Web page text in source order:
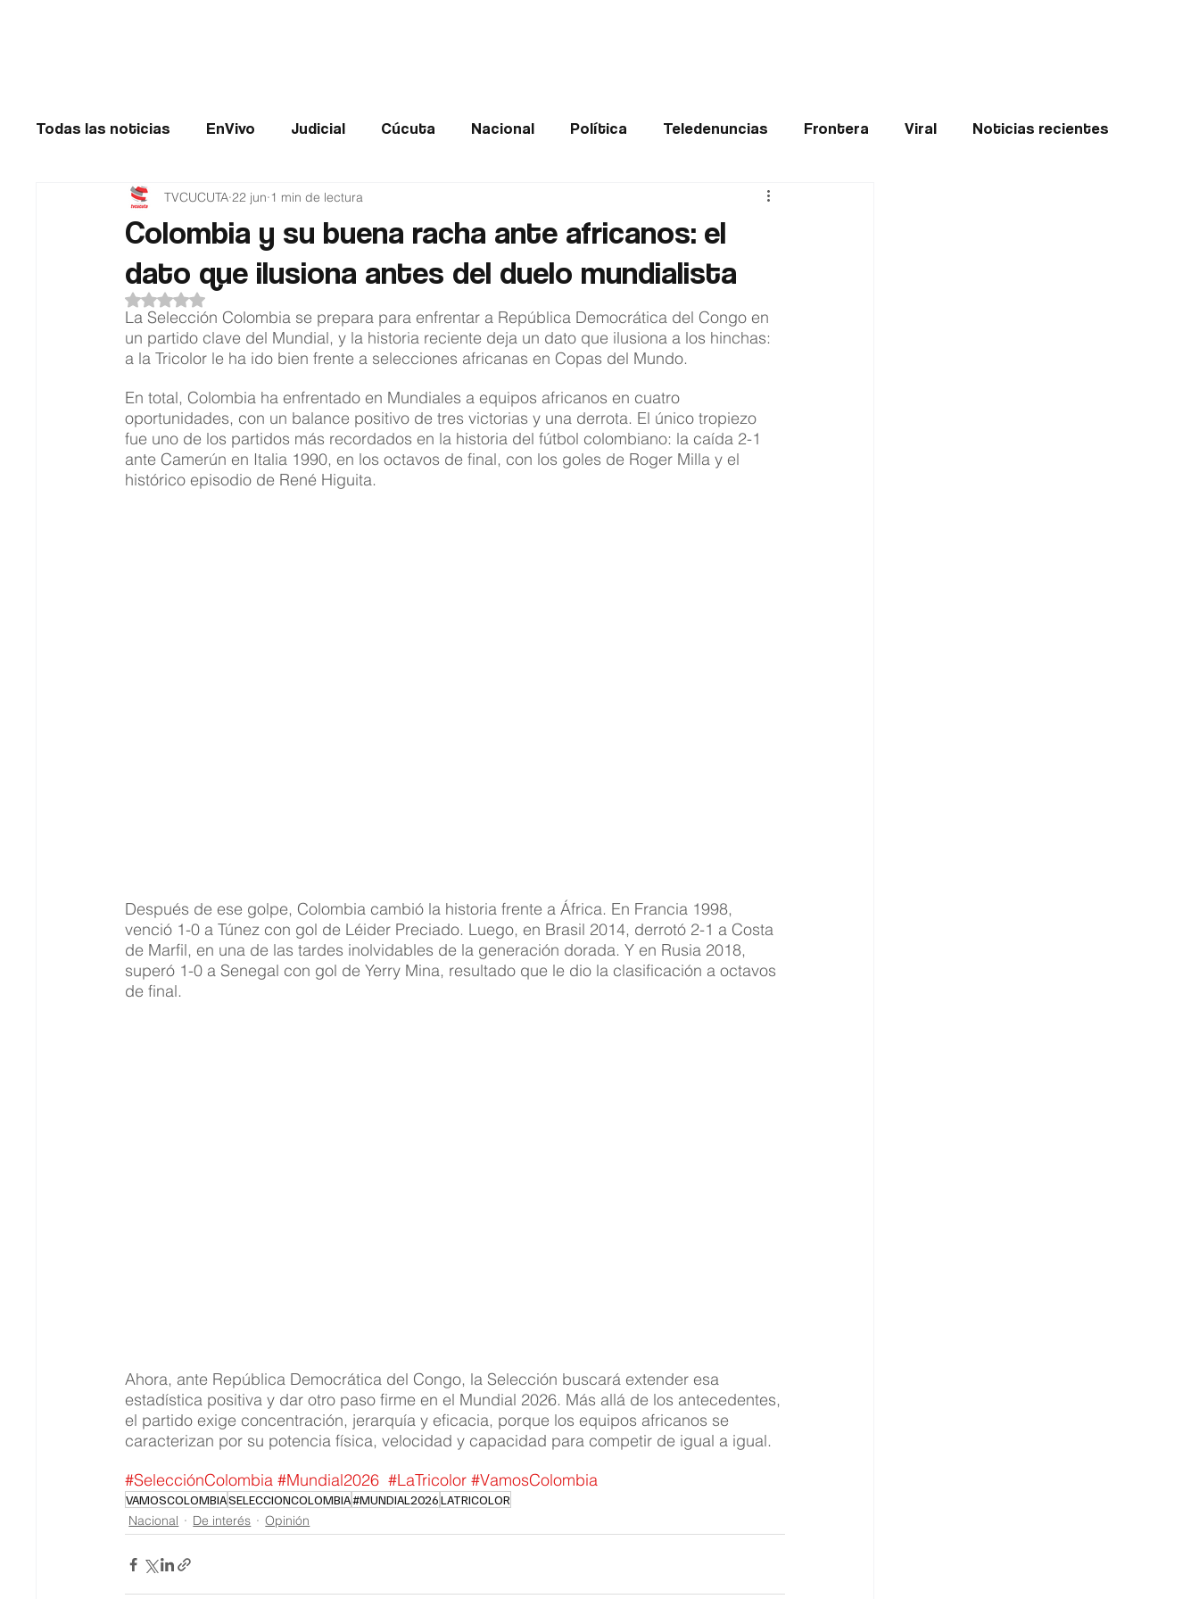
Todas las noticias EnVivo Judicial Cúcuta Nacional Política Teledenuncias Frontera Viral Noticias recientes
Entretenimiento Historias de impacto Buenas noticias
Catatumbo TRANSMILENIO Salud Norte de Santander
Colombia y su buena racha ante africanos: el
dato que ilusiona antes del duelo mundialista
TVCUCUTA 22 jun 1 min de lectura
Obtuvo NaN de 5 estrellas.
La Selección Colombia se prepara para enfrentar a República Democrática del Congo en
un partido clave del Mundial, y la historia reciente deja un dato que ilusiona a los hinchas:
a la Tricolor le ha ido bien frente a selecciones africanas en Copas del Mundo.
En total, Colombia ha enfrentado en Mundiales a equipos africanos en cuatro
oportunidades, con un balance positivo de tres victorias y una derrota. El único tropiezo
fue uno de los partidos más recordados en la historia del fútbol colombiano: la caída 2-1
ante Camerún en Italia 1990, en los octavos de final, con los goles de Roger Milla y el
histórico episodio de René Higuita.
Después de ese golpe, Colombia cambió la historia frente a África. En Francia 1998,
venció 1-0 a Túnez con gol de Léider Preciado. Luego, en Brasil 2014, derrotó 2-1 a Costa
de Marfil, en una de las tardes inolvidables de la generación dorada. Y en Rusia 2018,
superó 1-0 a Senegal con gol de Yerry Mina, resultado que le dio la clasificación a octavos
de final.
Ahora, ante República Democrática del Congo, la Selección buscará extender esa
estadística positiva y dar otro paso firme en el Mundial 2026. Más allá de los antecedentes,
el partido exige concentración, jerarquía y eficacia, porque los equipos africanos se
caracterizan por su potencia física, velocidad y capacidad para competir de igual a igual.
#SelecciónColombia #Mundial2026 #LaTricolor #VamosColombia
VAMOSCOLOMBIASELECCIONCOLOMBIA#MUNDIAL2026LATRICOLOR
Nacional De interés Opinión